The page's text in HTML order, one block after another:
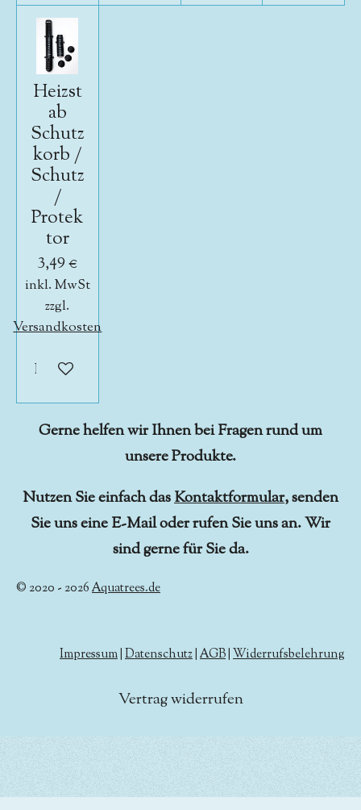
Heizst
ab
Schutz
korb /
Schutz
/
Protek
tor
3,49 €
inkl. MwSt
zzgl.
Versandkosten
In den Warenkorb
Gerne helfen wir Ihnen bei Fragen rund um
unsere Produkte.
Nutzen Sie einfach dasKontaktformular, senden
Sie uns eine E-Mail oder rufen Sie uns an. Wir
sind gerne für Sie da.
© 2020 - 2026Aquatrees.de
Impressum Datenschutz AGB Widerrufsbelehrung
Vertrag widerrufen